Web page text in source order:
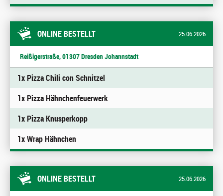
ONLINE BESTELLT 25.06.2026
Reißigerstraße, 01307 Dresden Johannstadt
1x Pizza Chili con Schnitzel
1x Pizza Hähnchenfeuerwerk
1x Pizza Knusperkopp
1x Wrap Hähnchen
ONLINE BESTELLT 25.06.2026